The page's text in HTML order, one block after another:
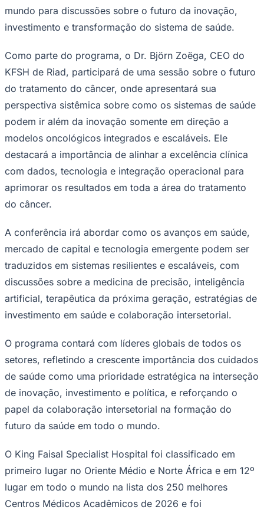
Rocha
Francisco Morato Taboão da Serra Embu das Artes
Para Sua Empresa
Anuncie Regional
Vagas na RegiãoNovo
Hub de Negócios
Guia Comercial
Selo Verificado
Portal Educacional
Agenda de Vestibulares
Vagas de Emprego
Concursos
Panorama Econômico
Panorama Econômico
Para Sua Empresa
Verificar Empresa Novo
Anunciar VagasNovo
Publicidade Legal
NBA
NFL
UFC
Tênis (ATP)
Atletismo
NBB
Brasileirão Série A
Brasileirão Série B
Paulistão
Sul-Americana
Copa América
Champions League
Premier League
La Liga
mundo para discussões sobre o futuro da inovação,
investimento e transformação do sistema de saúde.
Como parte do programa, o Dr. Björn Zoëga, CEO do
KFSH de Riad, participará de uma sessão sobre o futuro
do tratamento do câncer, onde apresentará sua
perspectiva sistêmica sobre como os sistemas de saúde
podem ir além da inovação somente em direção a
modelos oncológicos integrados e escaláveis. Ele
destacará a importância de alinhar a excelência clínica
com dados, tecnologia e integração operacional para
aprimorar os resultados em toda a área do tratamento
do câncer.
A conferência irá abordar como os avanços em saúde,
mercado de capital e tecnologia emergente podem ser
traduzidos em sistemas resilientes e escaláveis, com
discussões sobre a medicina de precisão, inteligência
artificial, terapêutica da próxima geração, estratégias de
investimento em saúde e colaboração intersetorial.
O programa contará com líderes globais de todos os
setores, refletindo a crescente importância dos cuidados
de saúde como uma prioridade estratégica na interseção
de inovação, investimento e política, e reforçando o
papel da colaboração intersetorial na formação do
futuro da saúde em todo o mundo.
O King Faisal Specialist Hospital foi classificado em
primeiro lugar no Oriente Médio e Norte África e em 12º
lugar em todo o mundo na lista dos 250 melhores
Centros Médicos Acadêmicos de 2026 e foi